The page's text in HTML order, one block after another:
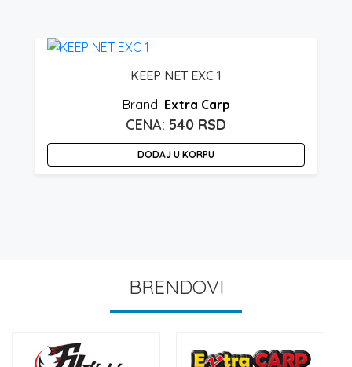
KEEP NET EXC 1
Extra Carp
540 RSD
DODAJ U KORPU
BRENDOVI